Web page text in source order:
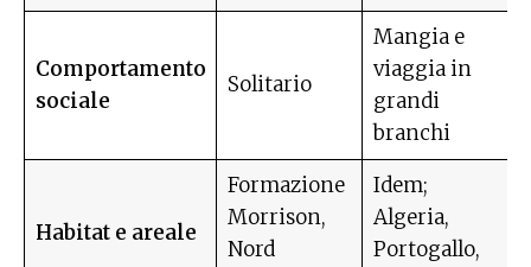
Comportamento
sociale
Solitario
Mangia e
viaggia in
grandi
branchi
Habitat e areale
Formazione
Morrison,
Nord
Idem;
Algeria,
Portogallo,